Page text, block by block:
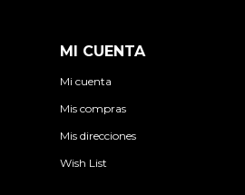
MI CUENTA
Mi cuenta
Mis compras
Mis direcciones
Wish List